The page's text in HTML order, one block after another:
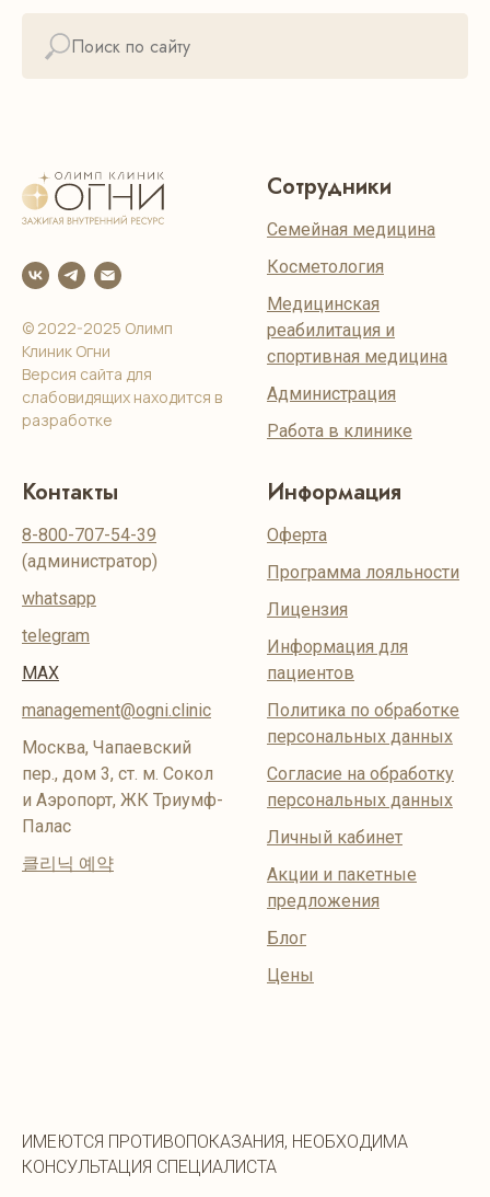
© 2022-2025 Олимп
Клиник Огни
Версия сайта для
слабовидящих находится в
разработке
Сотрудники
Семейная медицина
Косметология
Медицинская
реабилитация и
спортивная медицина
Администрация
Работа в клинике
Контакты
8-800-707-54-39
(администратор)
whatsapp
telegram
MAX
management@ogni.clinic
Москва, Чапаевский
пер., дом 3, ст. м. Сокол
и Аэропорт, ЖК Триумф-
Палас
클리닉 예약
Информация
Оферта
Программа лояльности
Лицензия
Информация для
пациентов
Политика по обработке
персональных данных
Согласие на обработку
персональных данных
Личный кабинет
Акции и пакетные
предложения
Блог
Цены
ИМЕЮТСЯ ПРОТИВОПОКАЗАНИЯ, НЕОБХОДИМА
КОНСУЛЬТАЦИЯ СПЕЦИАЛИСТА